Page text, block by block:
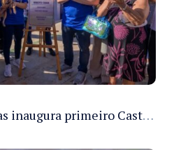
Governo do Amazonas inaugura primeiro Castramóvel Fluvial para atendimento veterinário às comunidades ribeirinhas e castração gratuita